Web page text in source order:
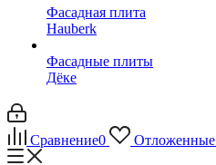
Фасадная плита
Hauberk
Фасадные плиты
Дёке
Сравнение0 Отложенные